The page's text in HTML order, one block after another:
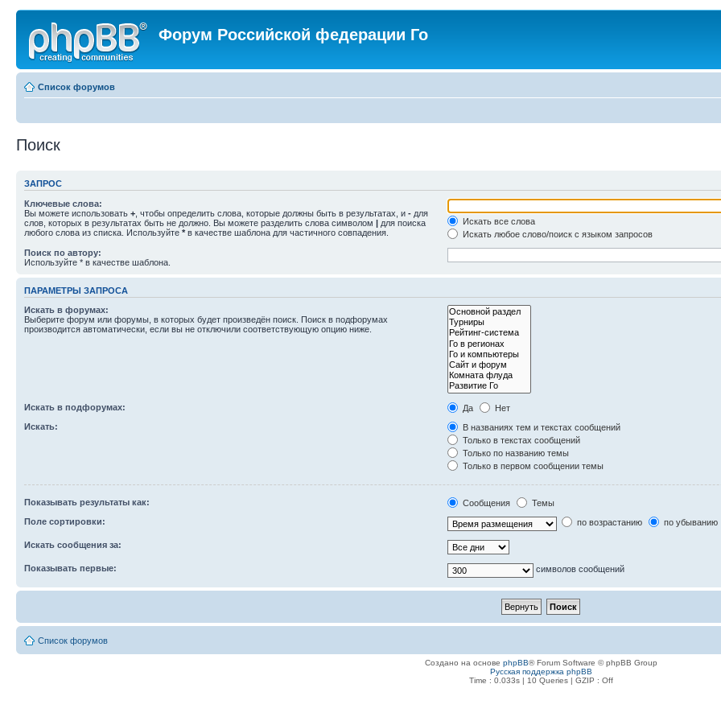
Форум Российской федерации Го
Список форумов
Поиск
ЗАПРОС
Ключевые слова:
Вы можете использовать + , чтобы определить слова, которые должны быть в результатах, и - для
слов, которых в результатах быть не должно. Вы можете разделить слова символом | для поиска
любого слова из списка. Используйте * в качестве шаблона для частичного совпадения.
Искать все слова
Искать любое слово/поиск с языком запросов
Поиск по автору:
Используйте * в качестве шаблона.
ПАРАМЕТРЫ ЗАПРОСА
Искать в форумах:
Выберите форум или форумы, в которых будет произведён поиск. Поиск в подфорумах
производится автоматически, если вы не отключили соответствующую опцию ниже.
Искать в подфорумах: Да
Нет
Искать:
В названиях тем и текстах сообщений
Только в текстах сообщений
Только по названию темы
Только в первом сообщении темы
Показывать результаты как: Сообщения
Темы
Поле сортировки:
по возрастанию по убыванию
Искать сообщения за:
Показывать первые: символов сообщений
Список форумов
Создано на основе phpBB® Forum Software © phpBB Group
Русская поддержка phpBB
Time : 0.033s | 10 Queries | GZIP : Off